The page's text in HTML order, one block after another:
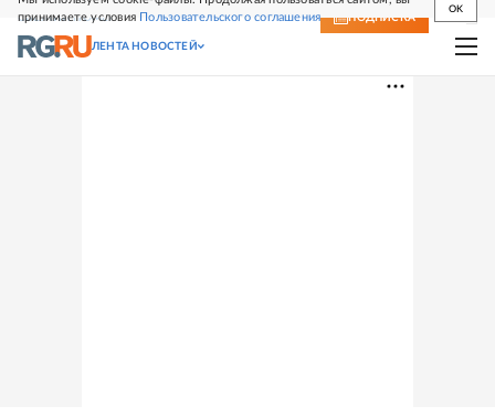
принимаете условия Пользовательского соглашения
OK
СВЕЖИЙ НОМЕР ПОДПИСКА
ЛЕНТА НОВОСТЕЙ